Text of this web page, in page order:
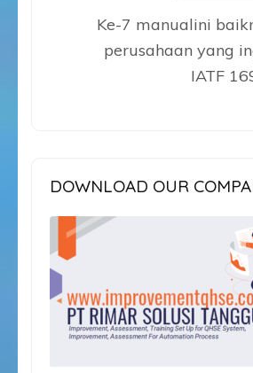
Ke-7 manualini
perusahaan yang
IATF
DOWNLOAD OUR